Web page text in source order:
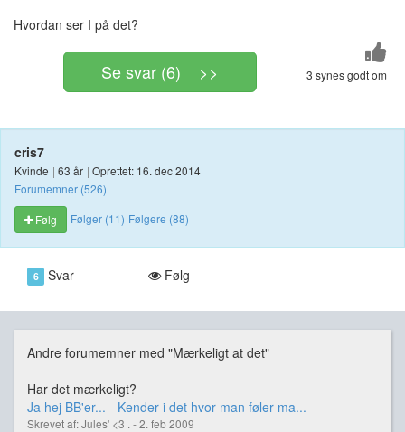
Hvordan ser I på det?
3 synes godt om
Se svar (6) >>
cris7
Kvinde | 63 år | Oprettet: 16. dec 2014
Forumemner (526)
Følg
Følger (11) Følgere (88)
6 Svar Følg
Andre forumemner med "Mærkeligt at det"
Har det mærkeligt?
Ja hej BB'er... - Kender i det hvor man føler ma...
Skrevet af: Jules' <3 . - 2. feb 2009